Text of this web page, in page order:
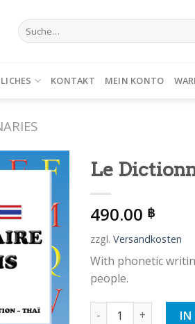
Suche
nach:
KONTAKT MEIN KONTO
Wunschliste
Le
490.00 ฿
zzgl. Versandkosten
With phonetic
people.
Le Dictionnaire IN